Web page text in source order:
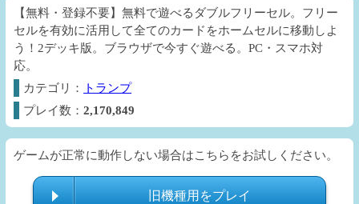
【無料・登録不要】無料で遊べるダブルフリーセル。フリー
セルを有効に活用して全てのカードをホームセルに移動しよ
う！2デッキ版。ブラウザで今すぐ遊べる。PC・スマホ対
応。
カテゴリ：
トランプ
プレイ数：2,170,849
ゲームが正常に動作しない場合はこちらをお試しください。
旧機種用をプレイ